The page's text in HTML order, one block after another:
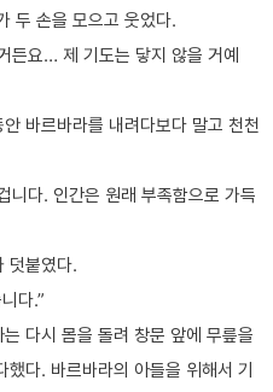
두 손을 모으고 웃었다.
든요… 제 기도는 닿지 않을 거예
바르바라를 내려다보다 말고 천천
니다. 인간은 원래 부족함으로 가득
덧붙였다.
다.”
다시 몸을 돌려 창문 앞에 무릎을
다. 바르바라의 아들을 위해서 기